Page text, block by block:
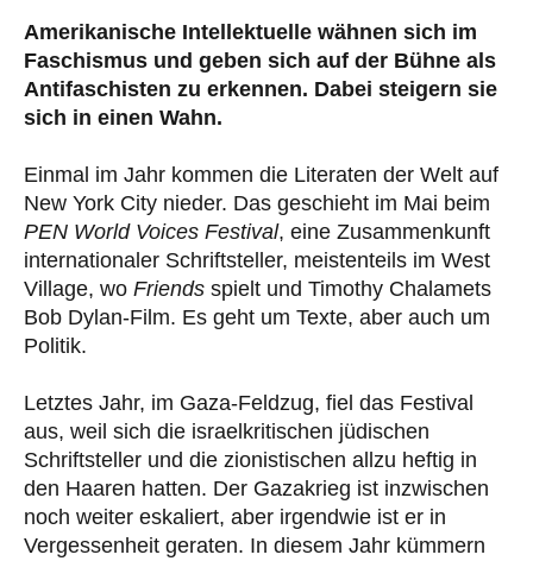
Amerikanische Intellektuelle wähnen sich im
Faschismus und geben sich auf der Bühne als
Antifaschisten zu erkennen. Dabei steigern sie
sich in einen Wahn.
Einmal im Jahr kommen die Literaten der Welt auf
New York City nieder. Das geschieht im Mai beim
PEN World Voices Festival, eine Zusammenkunft
internationaler Schriftsteller, meistenteils im West
Village, wo Friends spielt und Timothy Chalamets
Bob Dylan-Film. Es geht um Texte, aber auch um
Politik.
Letztes Jahr, im Gaza-Feldzug, fiel das Festival
aus, weil sich die israelkritischen jüdischen
Schriftsteller und die zionistischen allzu heftig in
den Haaren hatten. Der Gazakrieg ist inzwischen
noch weiter eskaliert, aber irgendwie ist er in
Vergessenheit geraten. In diesem Jahr kümmern